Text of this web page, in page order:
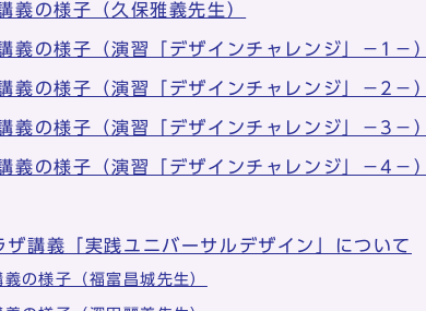
の様子（久保雅義先生）
の様子（演習「デザインチャレンジ」－1－）
の様子（演習「デザインチャレンジ」－2－）
の様子（演習「デザインチャレンジ」－3－）
の様子（演習「デザインチャレンジ」－4－）
講義「実践ユニバーサルデザイン」について
の様子（福富昌城先生）